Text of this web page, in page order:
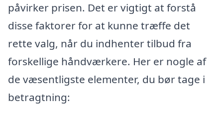
påvirker prisen. Det er vigtigt at forstå
disse faktorer for at kunne træffe det
rette valg, når du indhenter tilbud fra
forskellige håndværkere. Her er nogle af
de væsentligste elementer, du bør tage i
betragtning: